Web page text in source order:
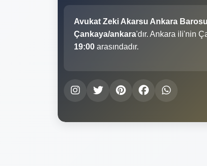
Avukat Zeki Akarsu Ankara
Çankaya/ankara'dır. Ankara ili'nin
19:00 arasındadır.